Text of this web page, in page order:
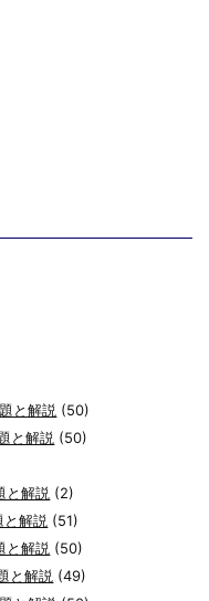
と解説 (50)
と解説 (50)
と解説 (2)
解説 (51)
と解説 (50)
と解説 (49)